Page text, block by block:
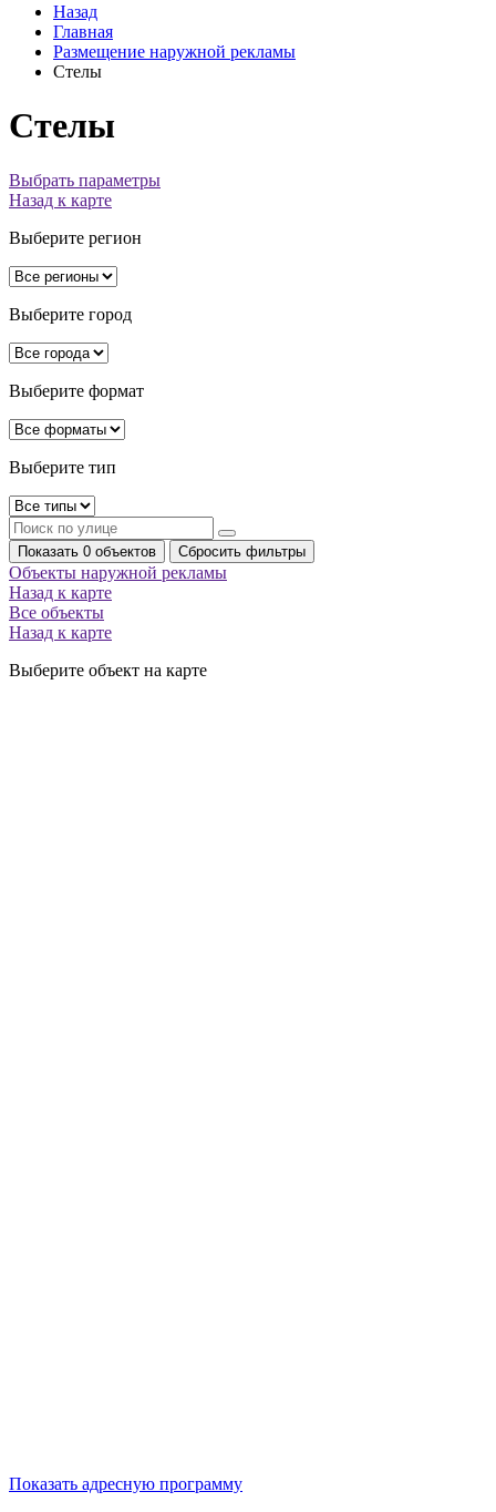
Назад
Главная
Размещение наружной рекламы
Стелы
Стелы
Выбрать параметры
Назад к карте
Выберите регион
Выберите город
Выберите формат
Выберите тип
Показать 0 объектов Сбросить фильтры
Объекты наружной рекламы
Назад к карте
Все объекты
Назад к карте
Выберите объект на карте
Показать адресную программу